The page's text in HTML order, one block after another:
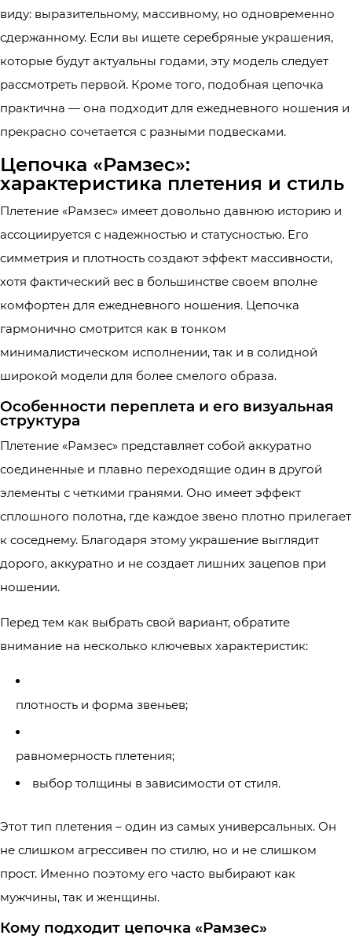
виду: выразительному, массивному, но одновременно
сдержанному. Если вы ищете серебряные украшения,
которые будут актуальны годами, эту модель следует
рассмотреть первой. Кроме того, подобная цепочка
практична — она подходит для ежедневного ношения и
прекрасно сочетается с разными подвесками.
Цепочка «Рамзес»:
характеристика плетения и стиль
Плетение «Рамзес» имеет довольно давнюю историю и
ассоциируется с надежностью и статусностью. Его
симметрия и плотность создают эффект массивности,
хотя фактический вес в большинстве своем вполне
комфортен для ежедневного ношения. Цепочка
гармонично смотрится как в тонком
минималистическом исполнении, так и в солидной
широкой модели для более смелого образа.
Особенности переплета и его визуальная
структура
Плетение «Рамзес» представляет собой аккуратно
соединенные и плавно переходящие один в другой
элементы с четкими гранями. Оно имеет эффект
сплошного полотна, где каждое звено плотно прилегает
к соседнему. Благодаря этому украшение выглядит
дорого, аккуратно и не создает лишних зацепов при
ношении.
Перед тем как выбрать свой вариант, обратите
внимание на несколько ключевых характеристик:
плотность и форма звеньев;
равномерность плетения;
выбор толщины в зависимости от стиля.
Этот тип плетения – один из самых универсальных. Он
не слишком агрессивен по стилю, но и не слишком
прост. Именно поэтому его часто выбирают как
мужчины, так и женщины.
Кому подходит цепочка «Рамзес»